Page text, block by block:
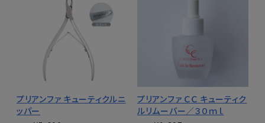
プリアンファ キューティクルニ
ッパー
プリアンファ ＣＣ キューティク
ルリムーバー／３０ｍｌ